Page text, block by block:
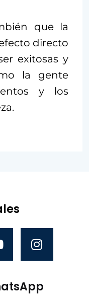
que la
directo
exitosas y
la gente
y los